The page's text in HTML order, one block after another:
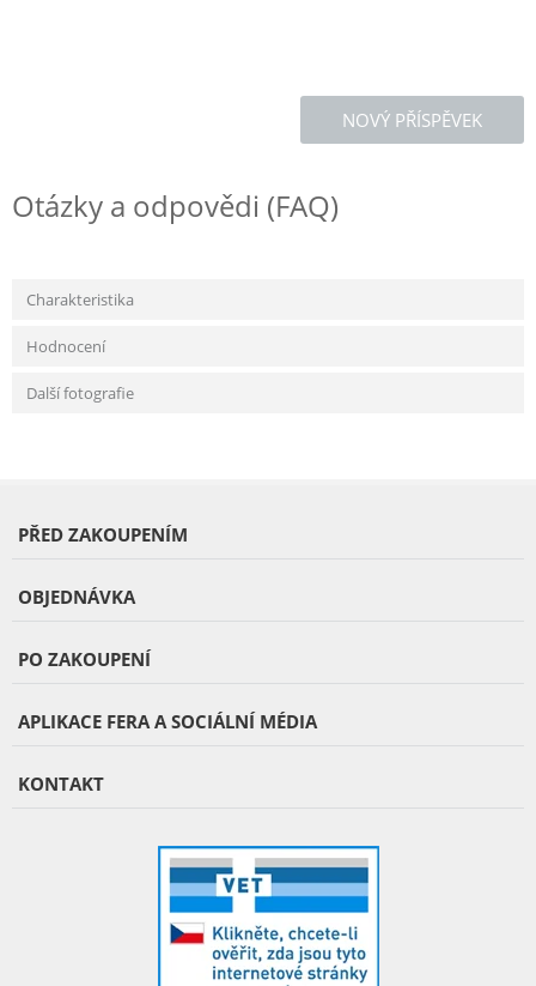
NOVÝ PŘÍSPĚVEK
Otázky a odpovědi (FAQ)
Charakteristika
Hodnocení
Další fotografie
PŘED ZAKOUPENÍM
OBJEDNÁVKA
PO ZAKOUPENÍ
APLIKACE FERA A SOCIÁLNÍ MÉDIA
KONTAKT